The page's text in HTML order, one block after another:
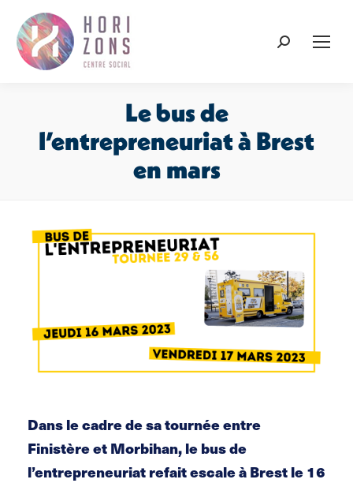
Recherche
Le bus de
l’entrepreneuriat à Brest
en mars
Dans le cadre de sa tournée entre
Finistère et Morbihan, le bus de
l’entrepreneuriat refait escale à Brest le 16